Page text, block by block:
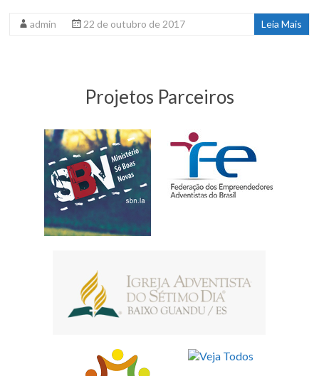
admin 22 de outubro de 2017 Leia Mais
Projetos Parceiros